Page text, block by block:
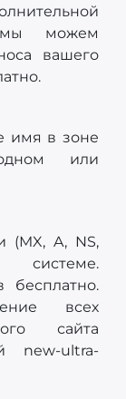
можем
вашего
имя в зоне
или
(MX, A, NS,
бесплатно.
всех
сайта
new-ultra-